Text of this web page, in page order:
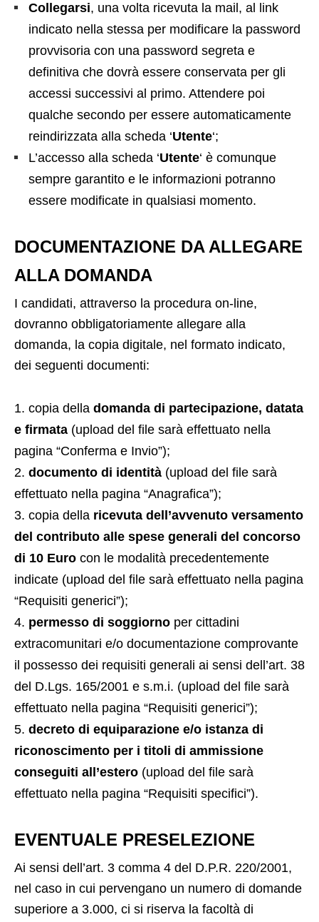
Collegarsi, una volta ricevuta la mail, al link
indicato nella stessa per modificare la password
provvisoria con una password segreta e
definitiva che dovrà essere conservata per gli
accessi successivi al primo. Attendere poi
qualche secondo per essere automaticamente
reindirizzata alla scheda ‘Utente‘;
L’accesso alla scheda ‘Utente‘ è comunque
sempre garantito e le informazioni potranno
essere modificate in qualsiasi momento.
DOCUMENTAZIONE DA ALLEGARE
ALLA DOMANDA
I candidati, attraverso la procedura on-line,
dovranno obbligatoriamente allegare alla
domanda, la copia digitale, nel formato indicato,
dei seguenti documenti:
copia della domanda di partecipazione, datata
e firmata (upload del file sarà effettuato nella
pagina “Conferma e Invio”);
documento di identità (upload del file sarà
effettuato nella pagina “Anagrafica”);
copia della ricevuta dell’avvenuto versamento
del contributo alle spese generali del concorso
di 10 Euro con le modalità precedentemente
indicate (upload del file sarà effettuato nella pagina
“Requisiti generici”);
permesso di soggiorno per cittadini
extracomunitari e/o documentazione comprovante
il possesso dei requisiti generali ai sensi dell’art. 38
del D.Lgs. 165/2001 e s.m.i. (upload del file sarà
effettuato nella pagina “Requisiti generici”);
decreto di equiparazione e/o istanza di
riconoscimento per i titoli di ammissione
conseguiti all’estero (upload del file sarà
effettuato nella pagina “Requisiti specifici”).
EVENTUALE PRESELEZIONE
Ai sensi dell’art. 3 comma 4 del D.P.R. 220/2001,
nel caso in cui pervengano un numero di domande
superiore a 3.000, ci si riserva la facoltà di